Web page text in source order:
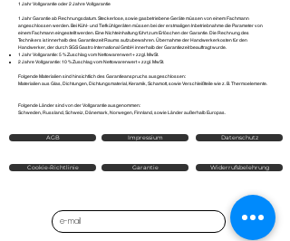
1 Jahr Vollgarantie oder 2 Jahre Vollgarantie
1 Jahr Garantie ab Rechnungsdatum. Steckerlose, sowie gasbetriebene Geräte müssen von einem Fachmann
angeschlossen werden. Bei Kühl- und Tiefkühlgeräten müssen bei der erstmaligen Inbetriebnahme die Parameter von
einem Fachmann eingestellt werden. Eine Nichteinhaltung führt zum Erlöschen der Garantie. Die Rechnung des
Technikers ist innerhalb des Garantiezeit Raums aufzubewahren. Übernahme der Handwerkerkosten für den
Handwerker, der durch SGS Gastro International GmbH innerhalb der Garantiezeit beauftragt wurde.
1 Jahr Vollgarantie: 5 % Zuschlag vom Nettowarenwert + zzgl. MwSt.
2 Jahre Vollgarantie: 10 % Zuschlag vom Nettowarenwert + zzgl. MwSt.
Folgende Materialien sind hinsichtlich des Garantieanspruchs ausgeschlossen:
Materialien aus Glas, Dichtungen, Dichtungsmaterial, Keramik, Schamott, sowie Verschleißteile wie z. B. Thermoelemente.
Folgende Länder sind von der Vollgarantie ausgenommen:
Schweden, Russland, Schweiz, Dänemark, Norwegen, Finnland, sowie Länder außerhalb Europas.
AGB Impressium Datenschutz
Cookie-Richtlinie Garantie Widerrufsbelehrung